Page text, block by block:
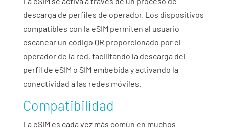
descarga de perfiles de operador. Los dispositivos
compatibles con la eSIM permiten al usuario
escanear un código QR proporcionado por el
operador de la red, facilitando la descarga del
perfil de eSIM o SIM embebida y activando la
conectividad a las redes móviles.
Compatibilidad
La eSIM es cada vez más común en muchos